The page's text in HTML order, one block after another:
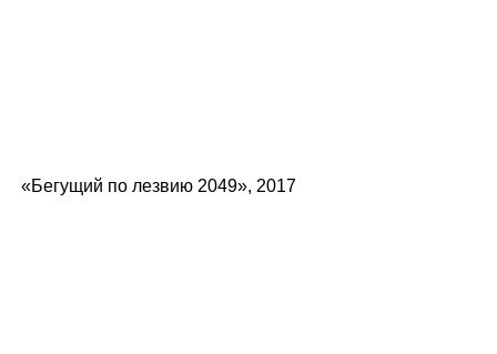
«Бегущий по лезвию 2049», 2017